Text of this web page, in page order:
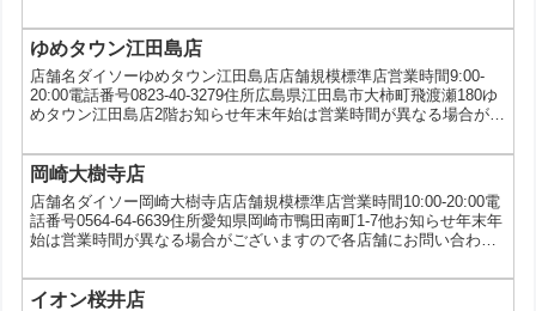
WAON、5ツ星タオルキャンペーン、au三太郎の日
ゆめタウン江田島店
店舗名ダイソーゆめタウン江田島店店舗規模標準店営業時間9:00-
20:00電話番号0823-40-3279住所広島県江田島市大柿町飛渡瀬180ゆ
めタウン江田島店2階お知らせ年末年始は営業時間が異なる場合がご
キャンペーン、au三太郎の日
岡崎大樹寺店
店舗名ダイソー岡崎大樹寺店店舗規模標準店営業時間10:00-20:00電
話番号0564-64-6639住所愛知県岡崎市鴨田南町1-7他お知らせ年末年
始は営業時間が異なる場合がございますので各店舗にお問い合わせ
ペーン、au三太郎の日
イオン桜井店